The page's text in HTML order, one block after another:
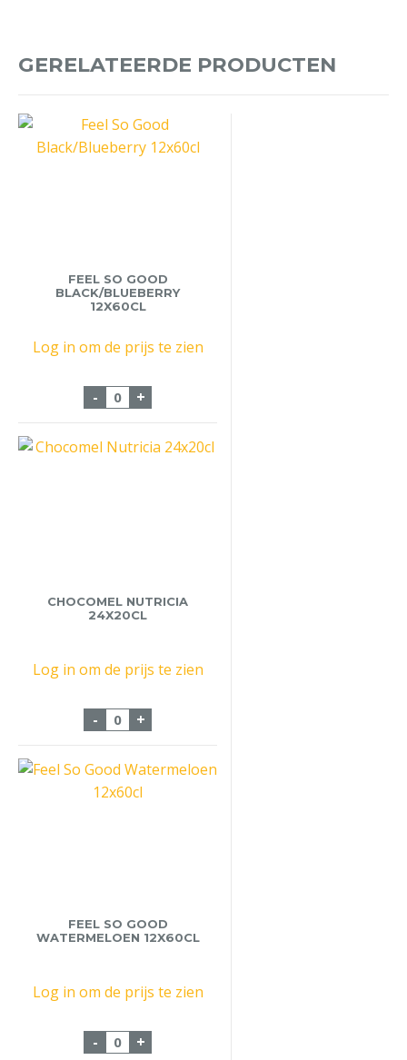
GERELATEERDE PRODUCTEN
FEEL SO GOOD
BLACK/BLUEBERRY
12X60CL
Log in om de prijs te zien
- Feel So Good Black/Blueberry 12x60cl
+
CHOCOMEL NUTRICIA
24X20CL
Log in om de prijs te zien
- Chocomel Nutricia 24x20cl aantal
+
FEEL SO GOOD
WATERMELOEN 12X60CL
Log in om de prijs te zien
- Feel So Good Watermeloen 12x60cl
+